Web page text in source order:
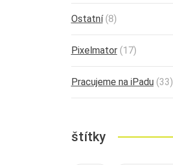
Ostatní(8)
Pixelmator(17)
Pracujeme na iPadu(33)
štítky